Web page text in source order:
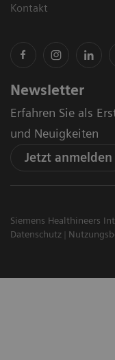
Kontakt
Newsletter
Erfahren Sie als
und Neuigkeiten
Jetzt anmelden
Siemens Healthineers
Datenschutz